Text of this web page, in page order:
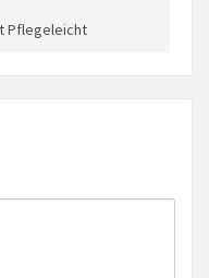
Pflegeleicht